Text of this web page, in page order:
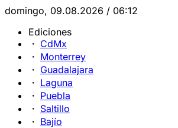
domingo, 09.08.2026 / 06:12
Ediciones
CdMx
Monterrey
Guadalajara
Laguna
Puebla
Saltillo
Bajío